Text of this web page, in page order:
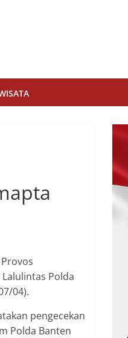
Polda
04).
pengecekan
Polda Banten